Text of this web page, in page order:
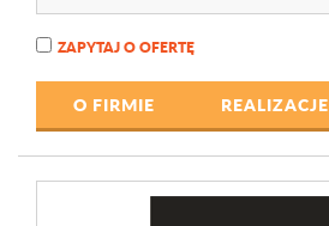
ZAPYTAJ O OFERTĘ
O FIRMIE REALIZACJE